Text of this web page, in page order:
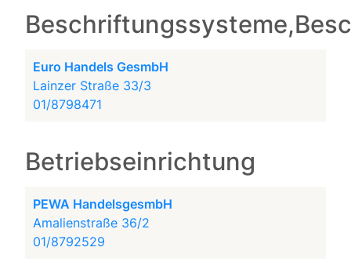
Euro Handels GesmbH
Lainzer Straße 33/3
01/8798471
Betriebseinrichtung
PEWA HandelsgesmbH
Amalienstraße 36/2
01/8792529